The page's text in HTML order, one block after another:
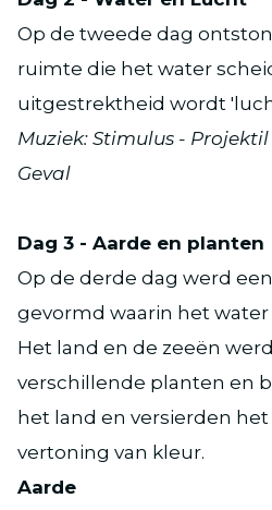
Op de tweede dag
ruimte die het water
uitgestrektheid wordt
Muziek: Stimulus -
Geval
Dag 3 - Aarde en planten
Op de derde dag werd
gevormd waarin het water
Het land en de zeeën
verschillende planten en
het land en versierden
vertoning van kleur.
Aarde